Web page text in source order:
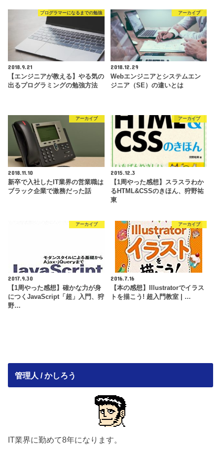
プログラマーになるまでの勉強
2018.9.21
【エンジニアが教える】やる気の
出るプログラミングの勉強方法
アーカイブ
2018.12.29
Webエンジニアとシステムエン
ジニア（SE）の違いとは
アーカイブ
2018.11.10
新卒で入社したIT業界の営業職は
ブラック企業で激務だった話
アーカイブ
2015.12.3
【1周やった感想】スラスラわか
るHTML&CSSのきほん、狩野祐
東
アーカイブ
2017.9.30
【1周やった感想】確かな力が身
につくJavaScript「超」入門、狩
野…
アーカイブ
2016.7.16
【本の感想】Illustratorでイラス
トを描こう! 超入門教室 | …
管理人 / かしろう
IT業界に勤めて8年になります。